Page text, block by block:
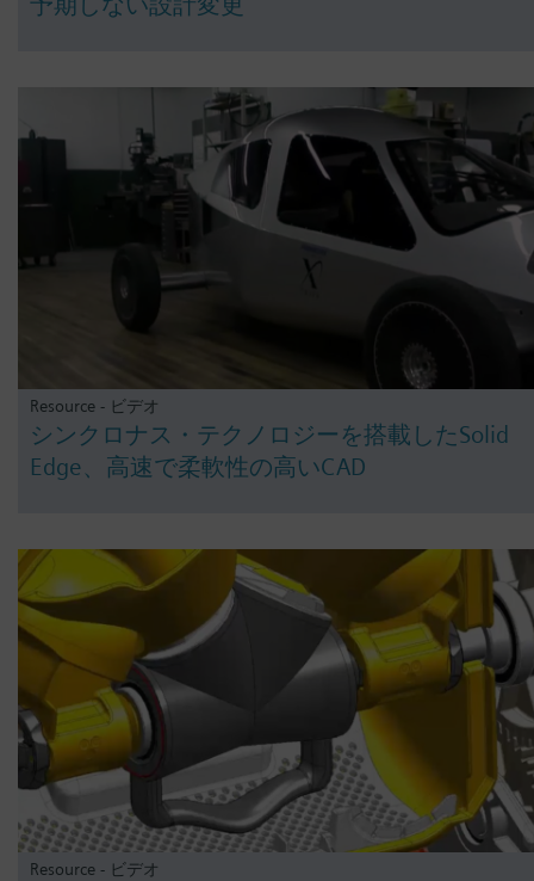
Resource - ビデオ
シンクロナス・テクノロジーを搭載したSolid
Edge、高速で柔軟性の高いCAD
Resource - ビデオ